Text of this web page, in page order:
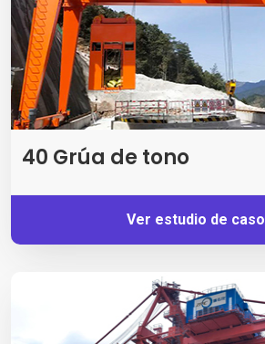
40 Grúa de tono
Ver estudio de caso